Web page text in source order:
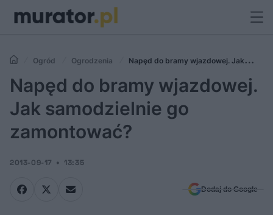
Ogród Ogrodzenia
Napęd do bramy wjazdowej. Jak
samodzielnie go zamontować?
Napęd do bramy wjazdowej.
Jak samodzielnie go
zamontować?
2013-09-17 13:35
Dodaj do Google